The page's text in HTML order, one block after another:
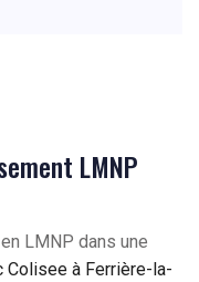
LMNP
LMNP dans une
Colisee à Ferrière-la-